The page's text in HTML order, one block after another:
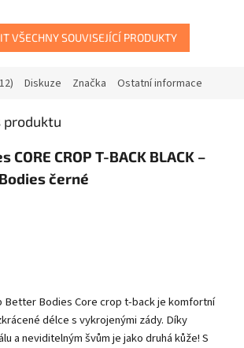
VŠECHNY SOUVISEJÍCÍ PRODUKTY
Diskuze Značka Ostatní informace
produktu
CROP T-BACK BLACK –
černé
Better Bodies Core crop t-back je komfortní
délce s vykrojenými zády. Díky
a neviditelným švům je jako druhá kůže! S